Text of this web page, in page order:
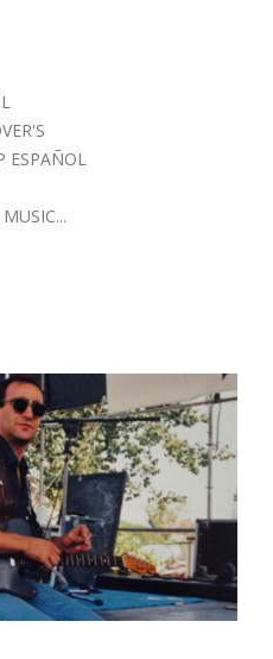
ESPAÑOL